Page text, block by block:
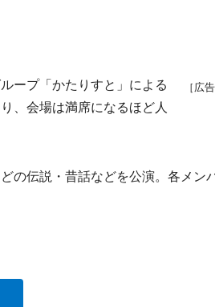
［広告
ープ「かたりすと」による
、会場は満席になるほど人
の伝説・昔話などを公演。各メン